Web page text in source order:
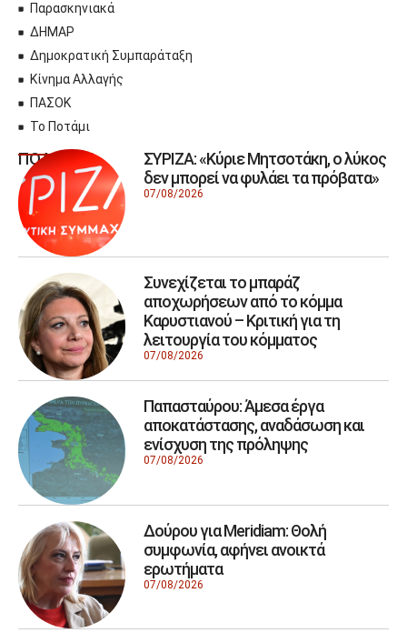
Παρασκηνιακά
ΔΗΜΑΡ
Δημοκρατική Συμπαράταξη
Κίνημα Αλλαγής
ΠΑΣΟΚ
Το Ποτάμι
ΠΟΛΙΤΙΚΗ
ΣΥΡΙΖΑ: «Κύριε Μητσοτάκη, ο λύκος
δεν μπορεί να φυλάει τα πρόβατα»
07/08/2026
Συνεχίζεται το μπαράζ
αποχωρήσεων από το κόμμα
Καρυστιανού – Κριτική για τη
λειτουργία του κόμματος
07/08/2026
Παπασταύρου: Άμεσα έργα
αποκατάστασης, αναδάσωση και
ενίσχυση της πρόληψης
07/08/2026
Δούρου για Meridiam: Θολή
συμφωνία, αφήνει ανοικτά
ερωτήματα
07/08/2026